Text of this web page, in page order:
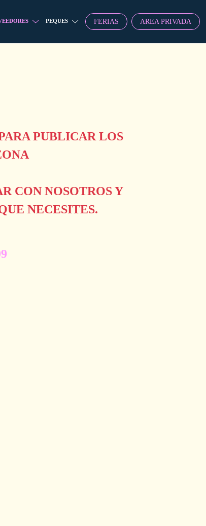
PEQUES FERIAS AREA PRIVADA
PUBLICAR LOS
CON NOSOTROS Y
NECESITES.